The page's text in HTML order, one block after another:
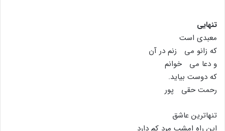
تنهایى
معبدى است
که زانو مى زنم در آن
و دعا مى خوانم
که دوست بیاید.
رحمت حقى پور
تنهاترین عاشق
این راه امشب مرد کم دارد